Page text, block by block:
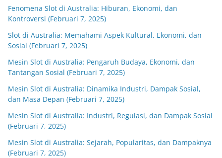
Fenomena Slot di Australia: Hiburan, Ekonomi, dan
Kontroversi (Februari 7, 2025)
Slot di Australia: Memahami Aspek Kultural, Ekonomi, dan
Sosial (Februari 7, 2025)
Mesin Slot di Australia: Pengaruh Budaya, Ekonomi, dan
Tantangan Sosial (Februari 7, 2025)
Mesin Slot di Australia: Dinamika Industri, Dampak Sosial,
dan Masa Depan (Februari 7, 2025)
Mesin Slot di Australia: Industri, Regulasi, dan Dampak Sosial
(Februari 7, 2025)
Mesin Slot di Australia: Sejarah, Popularitas, dan Dampaknya
(Februari 7, 2025)